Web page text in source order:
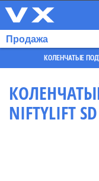
ВЫБРАННЫЙ
Продажа
КОЛЕНЧАТЫЕ
NIFTYLIFT